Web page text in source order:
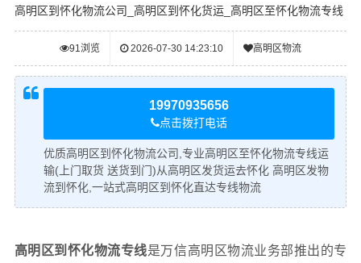
高明区到怀化物流公司_高明区到怀化货运_高明区至怀化物流专线
91浏览 2026-07-30 14:23:10 高明区物流
19970935656
点击拨打电话
优质高明区到怀化物流公司,专业高明区至怀化物流专线运
输(上门取货 送货到门)从高明区发货运去怀化 高明区发物
流到怀化,一站式高明区到怀化直达专线物流
高明区到怀化物流专线是万信高明区物流业务部推出的专